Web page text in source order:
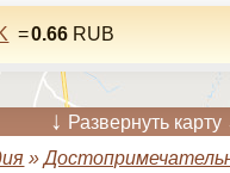
=0.66 RUB
↓ Развернуть карту
»